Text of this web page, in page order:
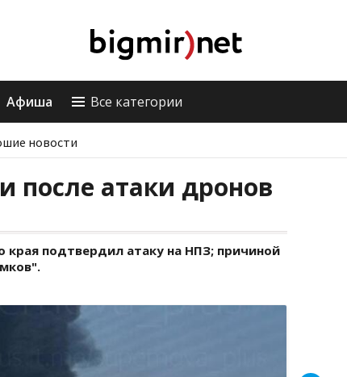
Афиша Все категории
новости
после атаки дронов
края подтвердил атаку на НПЗ; причиной